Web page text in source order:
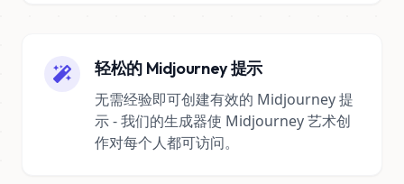
轻松的 Midjourney 提示
无需经验即可创建有效的 Midjourney 提
示 - 我们的生成器使 Midjourney 艺术创
作对每个人都可访问。